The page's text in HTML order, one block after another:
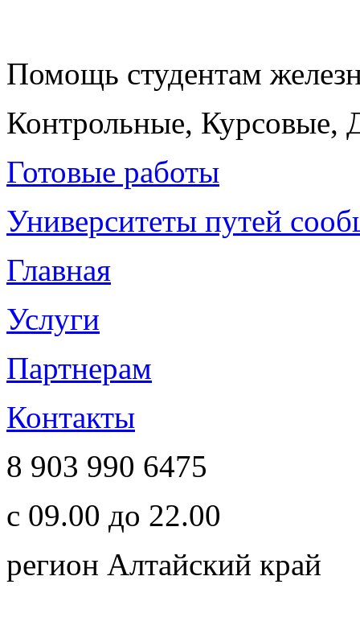
Помощь студентам
Контрольные, Курсовые,
Готовые работы
Университеты путей
Главная
Услуги
Партнерам
Контакты
8 903 990 6475
с 09.00 до 22.00
регион Алтайский край